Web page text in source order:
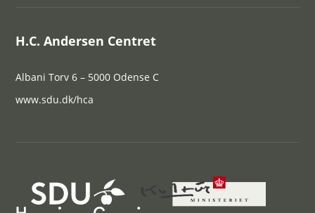
H.C. Andersen Centret
Albani Torv 6 – 5000 Odense C
www.sdu.dk/hca